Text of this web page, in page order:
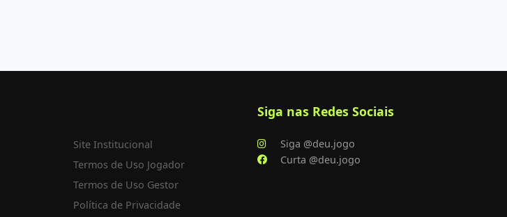
Site Institucional
Termos de Uso Jogador
Termos de Uso Gestor
Política de Privacidade
Siga nas Redes Sociais
Siga @deu.jogo
Curta @deu.jogo